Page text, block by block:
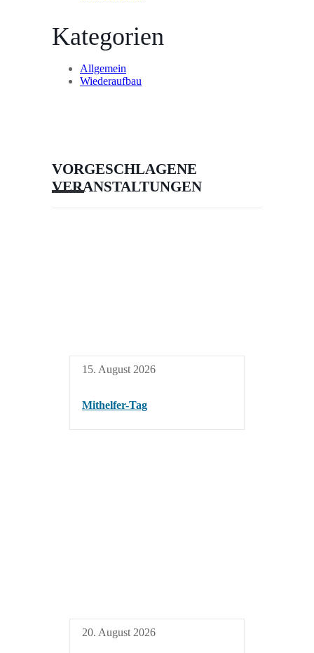
Kategorien
Allgemein
Wiederaufbau
VORGESCHLAGENE
VERANSTALTUNGEN
15. August 2026
Mithelfer-Tag
20. August 2026